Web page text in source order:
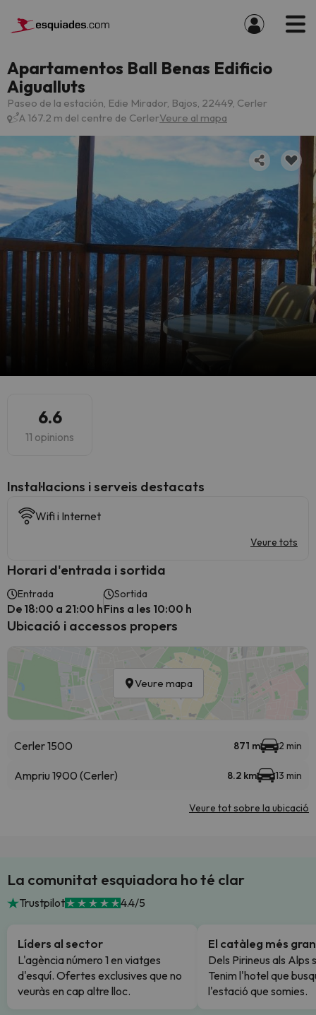
Apartamentos Ball Benas Edificio
Aigualluts
Paseo de la estación, Edie Mirador, Bajos, 22449, Cerler
A 167.2 m del centre de CerlerVeure al mapa
6.6
11 opinions
Instal·lacions i serveis destacats
Wifi i Internet
Veure tots
Horari d'entrada i sortida
Entrada
De 18:00 a 21:00 h
Sortida
Fins a les 10:00 h
Ubicació i accessos propers
Veure mapa
Cerler 1500 871 m 2 min
Ampriu 1900 (Cerler) 8.2 km 13 min
Veure tot sobre la ubicació
La comunitat esquiadora ho té clar
Trustpilot 4.4/5
Líders al sector
L'agència número 1 en viatges
d'esquí. Ofertes exclusives que no
veuràs en cap altre lloc.
El catàleg més gran
Dels Pirineus als Alps
Tenim l'hotel que
l'estació que somies.